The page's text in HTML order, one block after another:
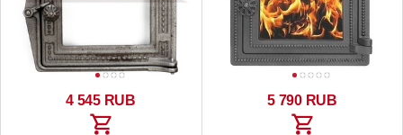
4 545 RUB 5 790 RUB